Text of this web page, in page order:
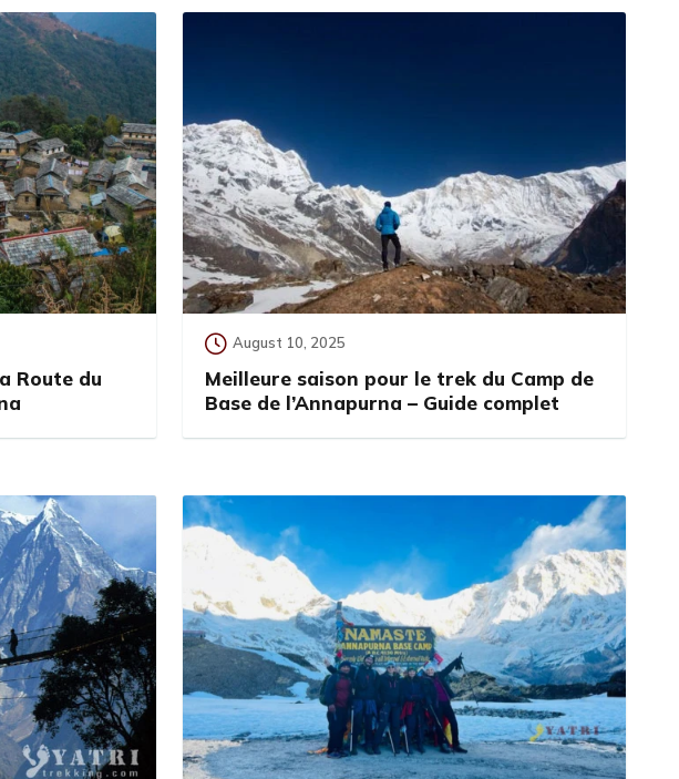
Route du
August 10, 2025
Meilleure saison pour le trek du Camp de
Base de l’Annapurna – Guide complet